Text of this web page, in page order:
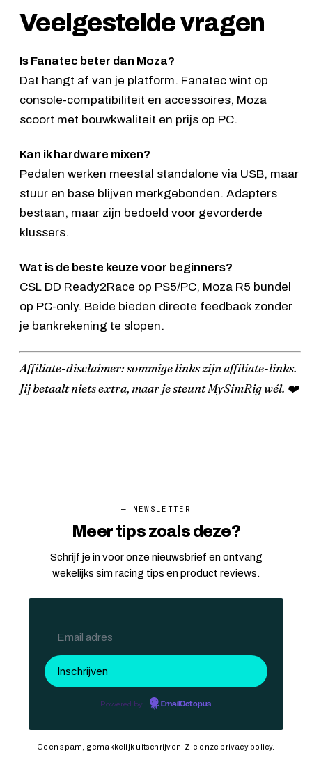
Veelgestelde vragen
Is Fanatec beter dan Moza?
Dat hangt af van je platform. Fanatec wint op
console-compatibiliteit en accessoires, Moza
scoort met bouwkwaliteit en prijs op PC.
Kan ik hardware mixen?
Pedalen werken meestal standalone via USB, maar
stuur en base blijven merkgebonden. Adapters
bestaan, maar zijn bedoeld voor gevorderde
klussers.
Wat is de beste keuze voor beginners?
CSL DD Ready2Race op PS5/PC, Moza R5 bundel
op PC-only. Beide bieden directe feedback zonder
je bankrekening te slopen.
Affiliate-disclaimer: sommige links zijn affiliate-links.
Jij betaalt niets extra, maar je steunt MySimRig wél. ❤️
— NEWSLETTER
Meer tips zoals deze?
Schrijf je in voor onze nieuwsbrief en ontvang
wekelijks sim racing tips en product reviews.
Powered by EmailOctopus
Geen spam, gemakkelijk uitschrijven. Zie onze privacy policy.